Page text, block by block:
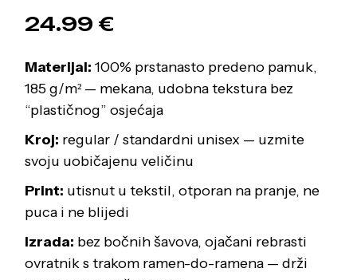
24.99 €
Materijal: 100% prstanasto predeno pamuk,
185 g/m² — mekana, udobna tekstura bez
“plastičnog” osjećaja
Kroj: regular / standardni unisex — uzmite
svoju uobičajenu veličinu
Print: utisnut u tekstil, otporan na pranje, ne
puca i ne blijedi
Izrada: bez bočnih šavova, ojačani rebrasti
ovratnik s trakom ramen-do-ramena — drži